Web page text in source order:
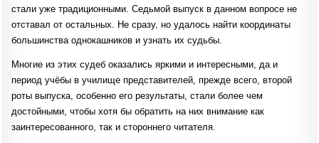
стали уже традиционными. Седьмой выпуск в данном вопросе не
отставал от остальных. Не сразу, но удалось найти координаты
большинства однокашников и узнать их судьбы.
Многие из этих судеб оказались яркими и интересными, да и
период учёбы в училище представителей, прежде всего, второй
роты выпуска, особенно его результаты, стали более чем
достойными, чтобы хотя бы обратить на них внимание как
заинтересованного, так и стороннего читателя.